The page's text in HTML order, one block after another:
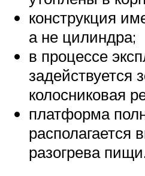
конструкция
а не цилиндра;
в процессе
задействуется
колосниковая
платформа
располагается
разогрева